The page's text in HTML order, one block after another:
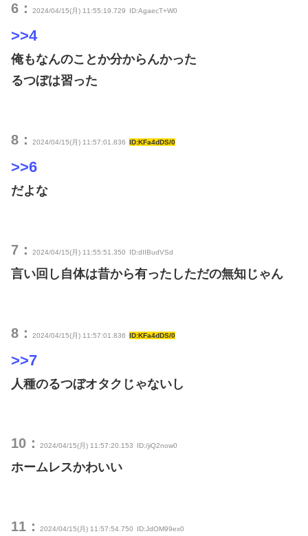
6： 2024/04/15(月) 11:55:19.729 ID:AgaecT+W0
>>4
俺もなんのことか分からんかった
るつぼは習った
8： 2024/04/15(月) 11:57:01.836 ID:KFa4dDS/0
>>6
だよな
7： 2024/04/15(月) 11:55:51.350 ID:dIIBudVSd
言い回し自体は昔から有ったしただの無知じゃん
8： 2024/04/15(月) 11:57:01.836 ID:KFa4dDS/0
>>7
人種のるつぼオタクじゃないし
10： 2024/04/15(月) 11:57:20.153 ID:/jiQ2now0
ホームレスかわいい
11： 2024/04/15(月) 11:57:54.750 ID:JdOM99ex0